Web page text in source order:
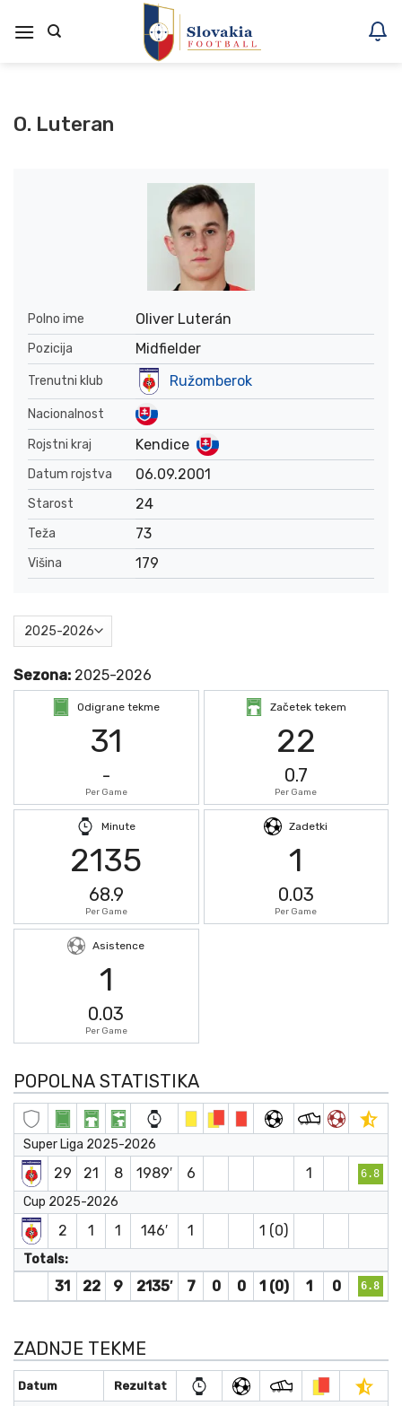
na
O. Luteran
Polno ime Oliver Luterán
Pozicija Midfielder
Trenutni klub Ružomberok
Nacionalnost
Rojstni kraj
Kendice
Datum rojstva 06.09.2001
Starost 24
Teža 73
Višina 179
Sezona: 2025-2026
Odigrane tekme
31
-
Per Game
Začetek tekem
22
0.7
Per Game
Minute
2135
68.9
Per Game
Zadetki
1
0.03
Per Game
Asistence
1
0.03
Per Game
POPOLNA STATISTIKA
Super Liga 2025-2026
29 21 8 1989′ 6 1 6.8
Cup 2025-2026
2 1 1 146′ 1 1 (0)
Totals:
31 22 9 2135′ 7 0 0 1 (0) 1 0 6.8
ZADNJE TEKME
Datum Rezultat